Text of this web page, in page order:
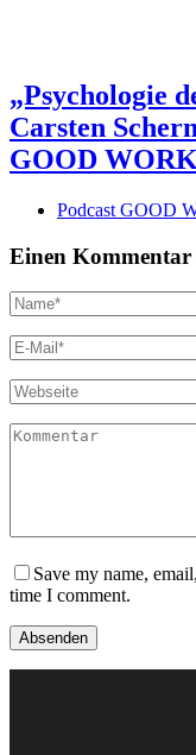
„Psychologie
Carsten
GOOD
Podcast GOOD
Einen Kommentar
Save my name,
time I comment.